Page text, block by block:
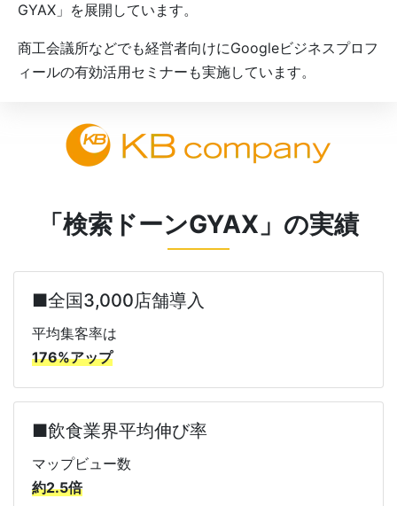
GYAX」を展開しています。
商工会議所などでも経営者向けにGoogleビジネスプロフ
ィールの有効活用セミナーも実施しています。
「検索ドーンGYAX」の実績
■全国3,000店舗導入
平均集客率は
176%アップ
■飲食業界平均伸び率
マップビュー数
約2.5倍